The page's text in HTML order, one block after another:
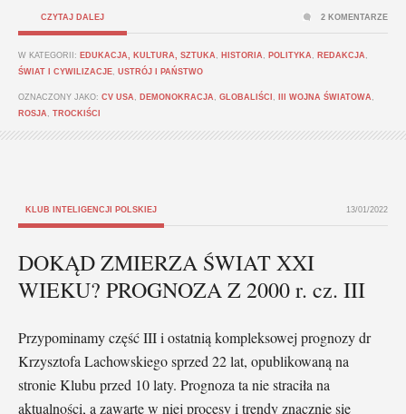
CZYTAJ DALEJ
W KATEGORII: EDUKACJA, KULTURA, SZTUKA HISTORIA POLITYKA REDAKCJA
ŚWIAT I CYWILIZACJE USTRÓJ I PAŃSTWO
OZNACZONY JAKO: CV USA DEMONOKRACJA GLOBALIŚCI III WOJNA ŚWIATOWA
ROSJA
TROCKIŚCI
2 KOMENTARZE
KLUB INTELIGENCJI POLSKIEJ 13/01/2022
DOKĄD ZMIERZA ŚWIAT XXI
WIEKU? PROGNOZA Z 2000 r. cz. III
Przypominamy część III i ostatnią kompleksowej prognozy dr
Krzysztofa Lachowskiego sprzed 22 lat, opublikowaną na
stronie Klubu przed 10 laty. Prognoza ta nie straciła na
aktualności, a zawarte w niej procesy i trendy znacznie się